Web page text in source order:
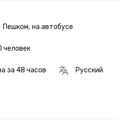
Пешком, на автобусе
человек
за 48 часов Русский